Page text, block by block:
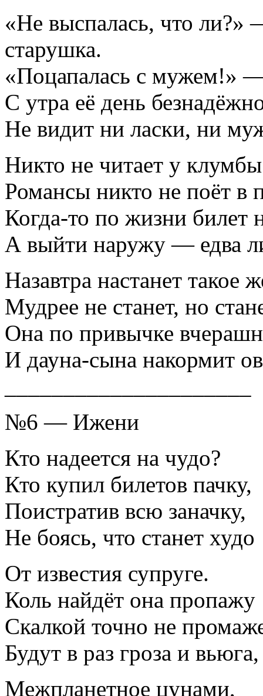
«Не выспалась, что ли?»
старушка.
«Поцапалась с мужем!»
С утра её день
Не видит ни ласки, ни
Никто не читает у
Романсы никто не поёт в
Когда-то по жизни билет
А выйти наружу — едва
Назавтра настанет такое
Мудрее не станет, но
Она по привычке
И дауна-сына накормит
№6 — Ижени
Кто надеется на чудо?
Кто купил билетов пачку,
Поистратив всю заначку,
Не боясь, что станет худо
От известия супруге.
Коль найдёт она пропажу
Скалкой точно не
Будут в раз гроза и вьюга,
Межпланетное цунами,